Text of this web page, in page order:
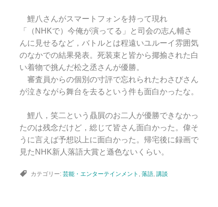
鯉八さんがスマートフォンを持って現れ
「（NHKで）今俺が演ってる」と司会の志ん輔さ
んに見せるなど，バトルとは程遠いユルーイ雰囲気
のなかでの結果発表。死装束と皆から揶揄された白
い着物で挑んだ松之丞さんが優勝。
審査員からの個別の寸評で忘れられたわさびさん
が泣きながら舞台を去るという件も面白かったな。
鯉八，笑二という贔屓のお二人が優勝できなかっ
たのは残念だけど，総じて皆さん面白かった。偉そ
うに言えば予想以上に面白かった。帰宅後に録画で
見たNHK新人落語大賞と遜色ないくらい。
カテゴリー: 芸能・エンターテインメント , 落語, 講談